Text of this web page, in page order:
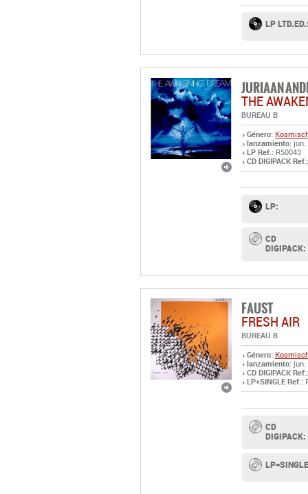
LP
JURIAAN
THE
BUREAU B
Género:
lanzamiento: jun.
LP Ref.: R50043
CD DIGIPACK Ref.:
LP:
CD
DIGIPACK:
FAUST
FRESH AIR
BUREAU B
Género:
lanzamiento: jun.
CD DIGIPACK Ref.:
LP+SINGLE Ref.:
CD
DIGIPACK: